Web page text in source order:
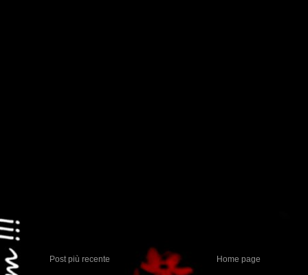
Post più recente Home page